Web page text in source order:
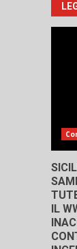
IL